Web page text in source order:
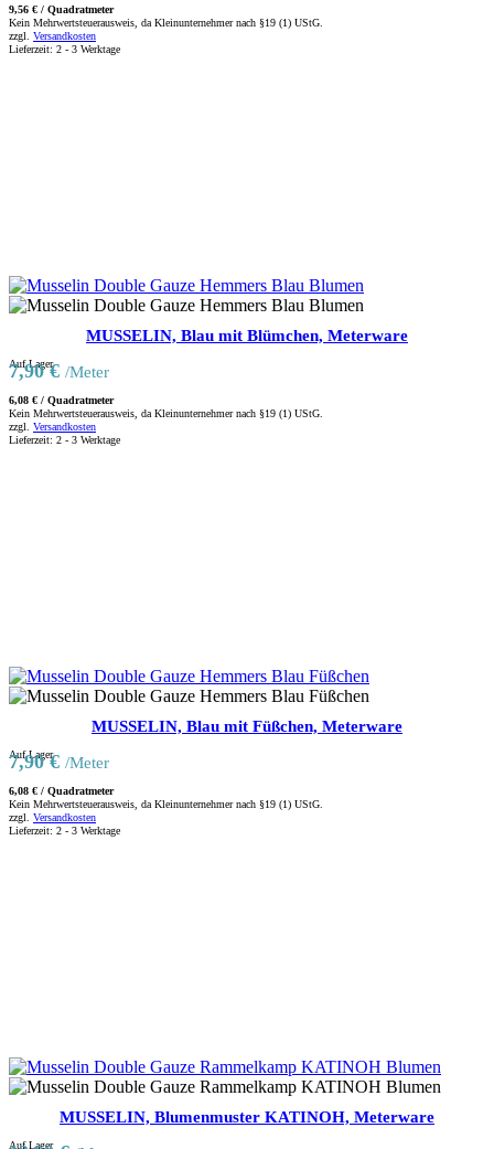
9,56 € / Quadratmeter
Kein Mehrwertsteuerausweis, da Kleinunternehmer nach §19 (1) UStG.
zzgl. Versandkosten
Lieferzeit: 2 - 3 Werktage
MUSSELIN, Blau mit Blümchen, Meterware
Auf Lager
7,90€ /Meter
6,08 € / Quadratmeter
Kein Mehrwertsteuerausweis, da Kleinunternehmer nach §19 (1) UStG.
zzgl. Versandkosten
Lieferzeit: 2 - 3 Werktage
MUSSELIN, Blau mit Füßchen, Meterware
Auf Lager
7,90€ /Meter
6,08 € / Quadratmeter
Kein Mehrwertsteuerausweis, da Kleinunternehmer nach §19 (1) UStG.
zzgl. Versandkosten
Lieferzeit: 2 - 3 Werktage
MUSSELIN, Blumenmuster KATINOH, Meterware
Auf Lager